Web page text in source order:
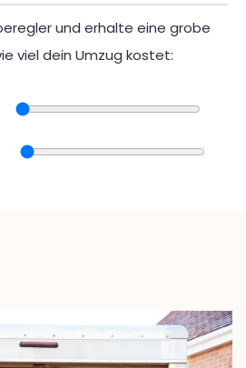
und erhalte eine grobe
viel dein Umzug kostet: